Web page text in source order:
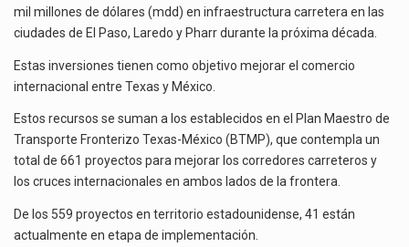
Las métricas tradicionales de los parques industriales —absorción, ocupación y metros cuadrados desarrollados— resultan insuficientes…
El superávit comercial de México con Estados Unidos alcanzó 102,581 millones de dólares (mdd) en…
mil millones de dólares (mdd) en infraestructura carretera en las
ciudades de El Paso, Laredo y Pharr durante la próxima década.
Estas inversiones tienen como objetivo mejorar el comercio
internacional entre Texas y México.
Estos recursos se suman a los establecidos en el Plan Maestro de
Transporte Fronterizo Texas-México (BTMP), que contempla un
total de 661 proyectos para mejorar los corredores carreteros y
los cruces internacionales en ambos lados de la frontera.
De los 559 proyectos en territorio estadounidense, 41 están
actualmente en etapa de implementación.